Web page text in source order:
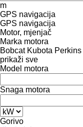
m
GPS navigacija
GPS navigacija
Motor, mjenjač
Marka motora
Bobcat Kubota Perkins
prikaži sve
Model motora
Snaga motora
Gorivo